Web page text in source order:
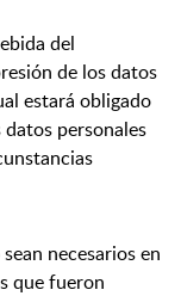
del
de los datos
estará obligado
personales
necesarios en
que fueron